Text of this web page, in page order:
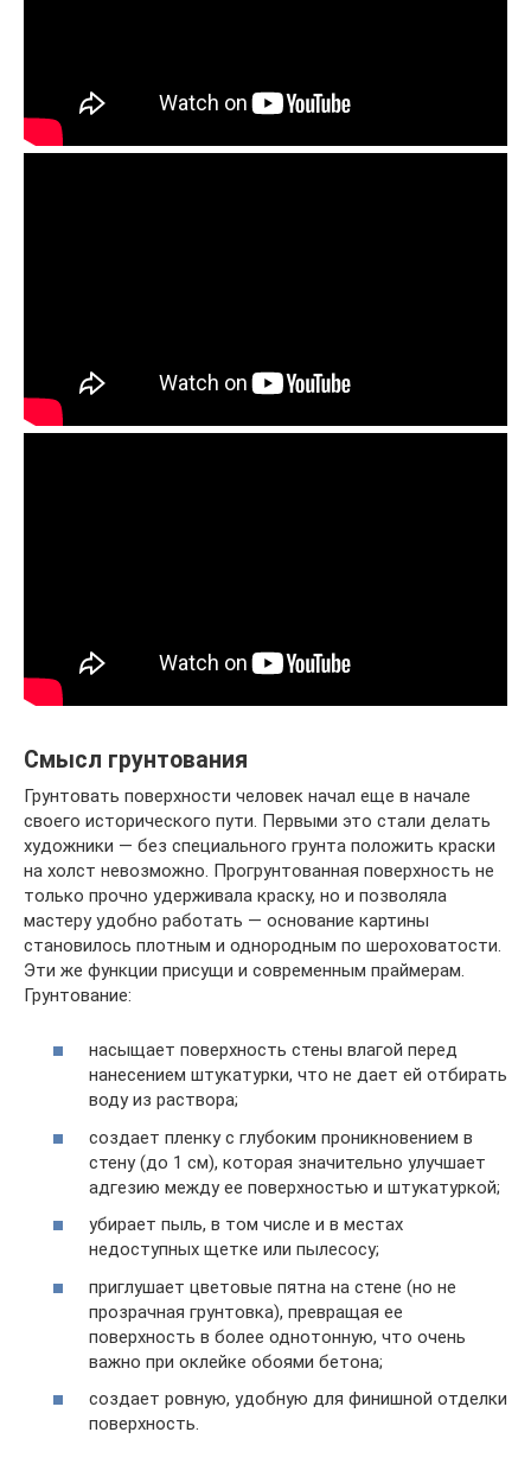
Смысл грунтования
Грунтовать поверхности человек начал еще в начале
своего исторического пути. Первыми это стали делать
художники — без специального грунта положить краски
на холст невозможно. Прогрунтованная поверхность не
только прочно удерживала краску, но и позволяла
мастеру удобно работать — основание картины
становилось плотным и однородным по шероховатости.
Эти же функции присущи и современным праймерам.
Грунтование:
насыщает поверхность стены влагой перед
нанесением штукатурки, что не дает ей отбирать
воду из раствора;
создает пленку с глубоким проникновением в
стену (до 1 см), которая значительно улучшает
адгезию между ее поверхностью и штукатуркой;
убирает пыль, в том числе и в местах
недоступных щетке или пылесосу;
приглушает цветовые пятна на стене (но не
прозрачная грунтовка), превращая ее
поверхность в более однотонную, что очень
важно при оклейке обоями бетона;
создает ровную, удобную для финишной отделки
поверхность.